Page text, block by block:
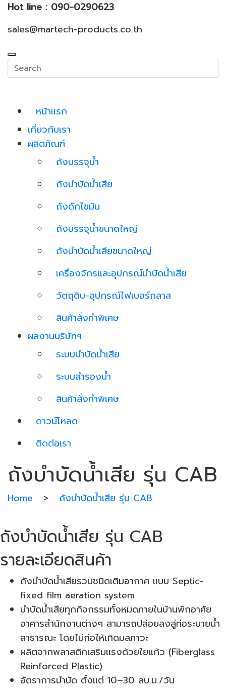
Hot line : 090-0290623
sales@martech-products.co.th
หน้าแรก
เกี่ยวกับเรา
ผลิตภัณฑ์
ถังบรรจุน้ำ
ถังบำบัดน้ำเสีย
ถังดักไขมัน
ถังบรรจุน้ำขนาดใหญ่
ถังบำบัดน้ำเสียขนาดใหญ่
เครื่องจักรและอุปกรณ์บำบัดน้ำเสีย
วัตถุดิบ-อุปกรณ์ไฟเบอร์กลาส
สินค้าสั่งทำพิเศษ
ผลงานบริษัทฯ
ระบบบำบัดน้ำเสีย
ระบบสำรองน้ำ
สินค้าสั่งทำพิเศษ
ดาวน์โหลด
ติดต่อเรา
ถังบำบัดน้ำเสีย รุ่น CAB
Home > ถังบำบัดน้ำเสีย รุ่น CAB
ถังบำบัดน้ำเสีย รุ่น CAB
รายละเอียดสินค้า
ถังบำบัดน้ำเสียรวมชนิดเติมอากาศ แบบ Septic-
fixed film aeration system
บำบัดน้ำเสียทุกกิจกรรมทั้งหมดภายในบ้านพักอาศัย
อาคารสำนักงานต่างๆ สามารถปล่อยลงสู่ท่อระบายน้ำ
สาธารณะ โดยไม่ก่อให้เกิดมลภาวะ
ผลิตจากพลาสติกเสริมแรงด้วยใยแก้ว (Fiberglass
Reinforced Plastic)
อัตราการบำบัด ตั้งแต่ 10–30 ลบ.ม./วัน